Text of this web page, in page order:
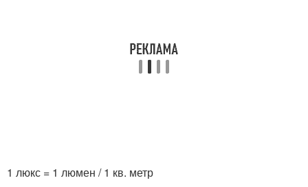
1 люкс = 1 люмен / 1 кв. метр